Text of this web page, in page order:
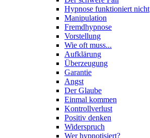
Hypnose funktioniert nicht
Manipulation
Fremdhypnose
Vorstellung
Wie oft muss...
Aufklärung
Überzeugung
Garantie
Angst
Der Glaube
Einmal kommen
Kontrollverlust
Positiv denken
Widerspruch
Wer hypnotisiert?